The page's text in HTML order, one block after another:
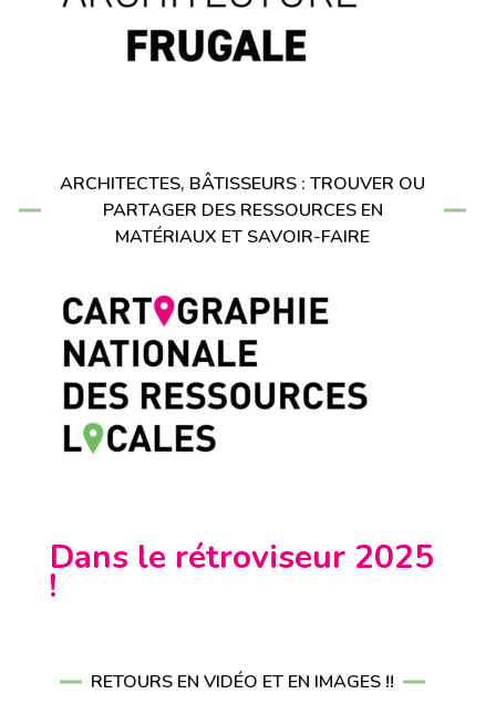
ARCHITECTES, BÂTISSEURS : TROUVER OU
PARTAGER DES RESSOURCES EN
MATÉRIAUX ET SAVOIR-FAIRE
Dans le rétroviseur 2025
!
RETOURS EN VIDÉO ET EN IMAGES !!